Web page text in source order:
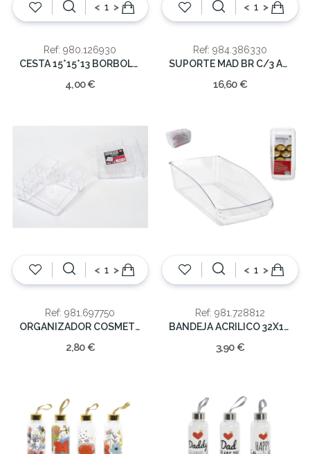
< >
Ref: 980.126930
CESTA 15*15*13 BORBOLETAS
4,00 €
< >
Ref: 984.386330
SUPORTE MAD BR C/3 ANDARES
16,60 €
< >
Ref: 981.697750
ORGANIZADOR COSMETICO 13.5cm
2,80 €
< >
Ref: 981.728812
BANDEJA ACRILICO 32X14CM
3,90 €